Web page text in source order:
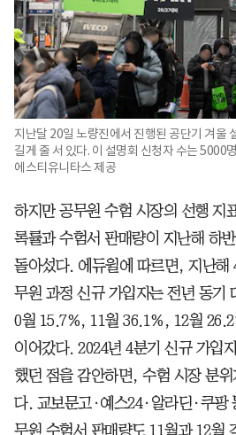
지난달 20일 노량진에서 진행된 공단기 겨울
길게 줄 서 있다. 이 설명회 신청자 수는 5000
에스티유니타스 제공
하지만 공무원 수험 시장의 선행 지
록률과 수험서 판매량이 지난해 하
돌아섰다. 에듀윌에 따르면, 지난해
무원 과정 신규 가입자는 전년 동기
0월 15.7%, 11월 36.1%, 12월
이어갔다. 2024년 4분기 신규 가입
했던 점을 감안하면, 수험 시장 분위
다. 교보문고·예스24·알라딘·쿠팡
무원 수험서 판매량도 11월과 12월